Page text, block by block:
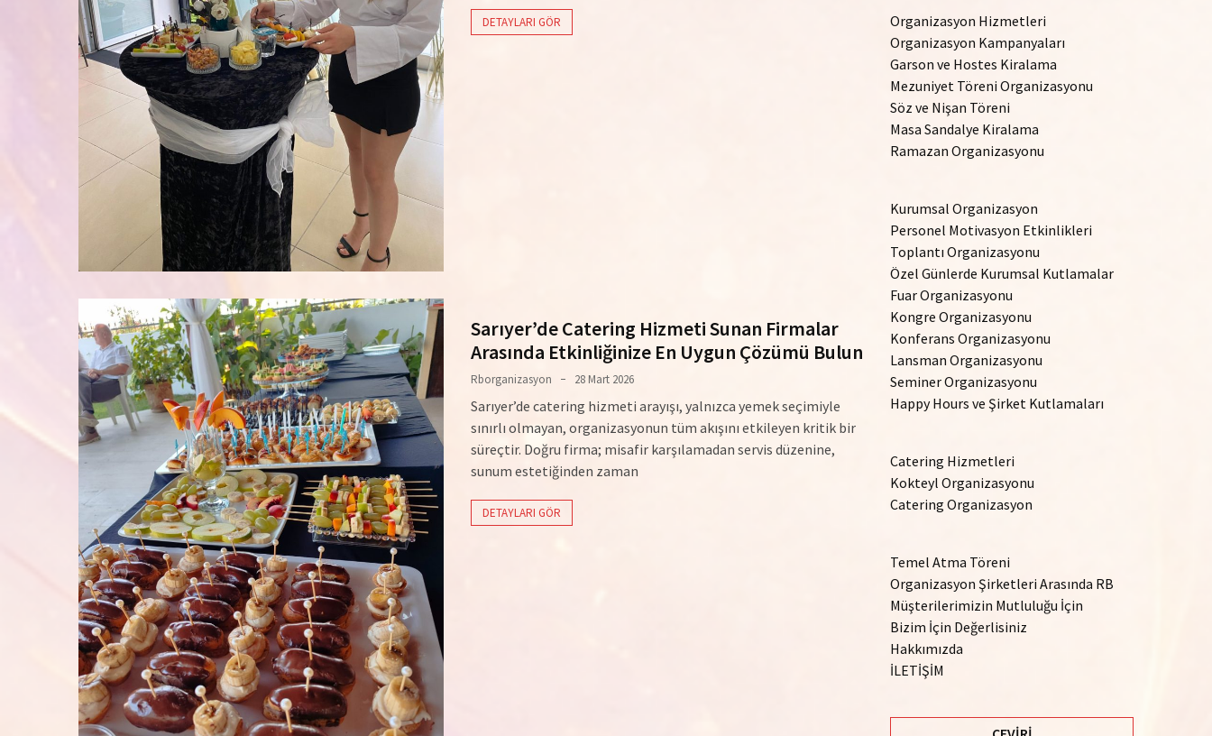
DETAYLARI GÖR
Sarıyer’de Catering Hizmeti Sunan Firmalar
Arasında Etkinliğinize En Uygun Çözümü Bulun
Rborganizasyon 28 Mart 2026
Sarıyer’de catering hizmeti arayışı, yalnızca yemek seçimiyle
sınırlı olmayan, organizasyonun tüm akışını etkileyen kritik bir
süreçtir. Doğru firma; misafir karşılamadan servis düzenine,
sunum estetiğinden zaman
DETAYLARI GÖR
Organizasyon Hizmetleri
Organizasyon Kampanyaları
Garson ve Hostes Kiralama
Mezuniyet Töreni Organizasyonu
Söz ve Nişan Töreni
Masa Sandalye Kiralama
Ramazan Organizasyonu
Kurumsal Organizasyon
Personel Motivasyon Etkinlikleri
Toplantı Organizasyonu
Özel Günlerde Kurumsal Kutlamalar
Fuar Organizasyonu
Kongre Organizasyonu
Konferans Organizasyonu
Lansman Organizasyonu
Seminer Organizasyonu
Happy Hours ve Şirket Kutlamaları
Catering Hizmetleri
Kokteyl Organizasyonu
Catering Organizasyon
Temel Atma Töreni
Organizasyon Şirketleri Arasında RB
Müşterilerimizin Mutluluğu İçin
Bizim İçin Değerlisiniz
Hakkımızda
İLETİŞİM